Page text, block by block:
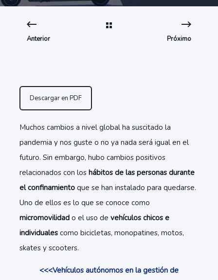
Anterior Próximo
Descargar en PDF
Muchos cambios a nivel global ha suscitado la
pandemia y nos guste o no ya nada será igual en el
futuro. Sin embargo, hubo cambios positivos
relacionados con los hábitos de las personas durante
el confinamiento que se han instalado para quedarse.
Uno de ellos es lo que se conoce como
micromovilidad o el uso de vehículos chicos e
individuales como bicicletas, monopatines, motos,
skates y scooters.
<<<Vehículos autónomos en la gestión de